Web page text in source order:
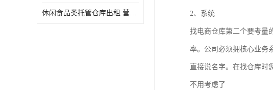
休闲食品类托管仓库出租 营造良好环境氛围 垂直电商配套 2、系统
找电商仓库第二个要考量
率。公司必须拥核心业务
直接说名字。在找仓库时
不用考虑了